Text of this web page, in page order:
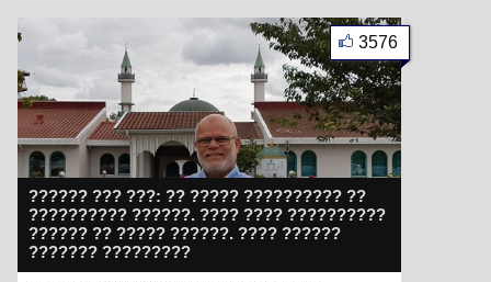
?????? ??? ???: ?? ????? ?????????? ??
?????????? ??????. ???? ???? ??????????
?????? ?? ????? ??????. ???? ??????
??????? ?????????
3576